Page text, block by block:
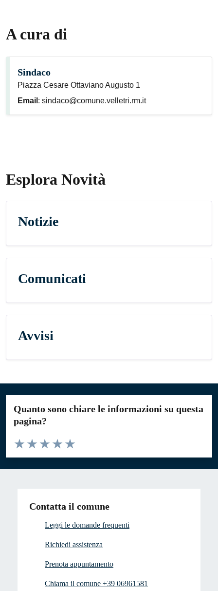
A cura di
Sindaco
Piazza Cesare Ottaviano Augusto 1
Email : sindaco@comune.velletri.rm.it
Esplora Novità
Notizie
Comunicati
Avvisi
Quanto sono chiare le informazioni su questa
pagina?
Valuta da 1 a 5 stelle la pagina
Contatta il comune
Leggi le domande frequenti
Richiedi assistenza
Prenota appuntamento
Chiama il comune +39 06961581